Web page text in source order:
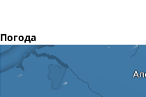
Погода